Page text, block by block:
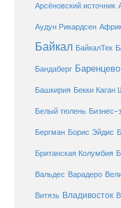
Арсёновский источник
Аудун Рикардсен
Байкал БайкалТек
Бандаберг
Башкирия Бекки Каган
Белый тюлень Бизнес-
Бергман Борис Эйдис
Британская Колумбия
Вальдес Варадеро
Витязь Владивосток